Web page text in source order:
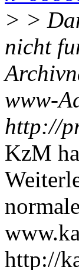
> >
nicht
www-
http://
KzM
http://